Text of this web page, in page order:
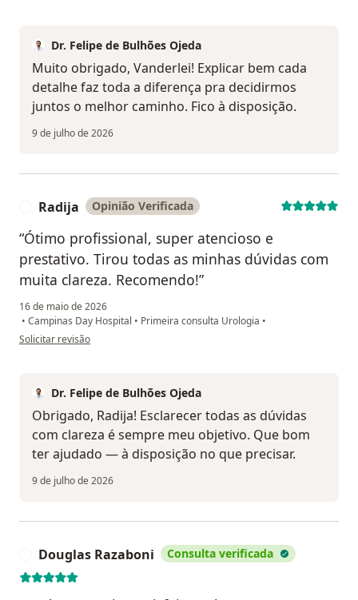
Dr. Felipe de Bulhões Ojeda
Muito obrigado, Vanderlei! Explicar bem cada
detalhe faz toda a diferença pra decidirmos
juntos o melhor caminho. Fico à disposição.
9 de julho de 2026
Radija Opinião Verificada
“Ótimo profissional, super atencioso e
prestativo. Tirou todas as minhas dúvidas com
muita clareza. Recomendo!”
16 de maio de 2026
• Campinas Day Hospital • Primeira consulta Urologia •
na opinião do utilizador Radija
Solicitar revisão
Dr. Felipe de Bulhões Ojeda
Obrigado, Radija! Esclarecer todas as dúvidas
com clareza é sempre meu objetivo. Que bom
ter ajudado — à disposição no que precisar.
9 de julho de 2026
Douglas Razaboni Consulta verificada